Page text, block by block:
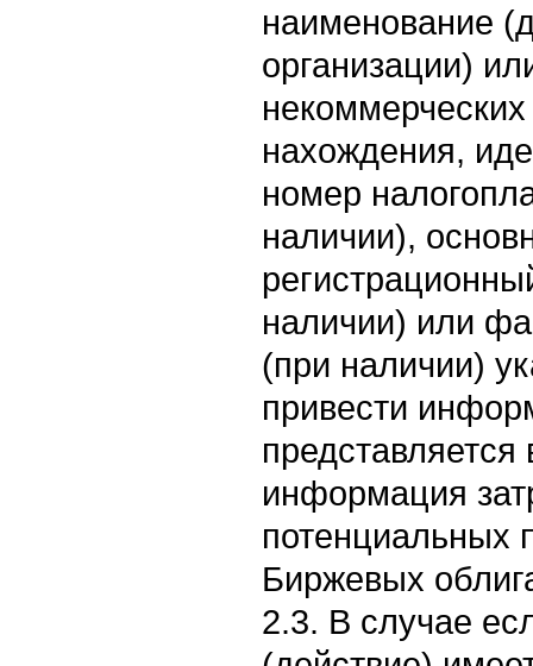
наименование
организации)
нахождения,
номер
наличии),
наличии) или
(при наличии)
привести
информация
потенциальных
Биржевых
2.3. В случае